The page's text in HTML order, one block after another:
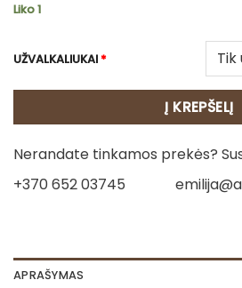
Liko 1
UŽVALKALIUKAI*
Į KREPŠELĮ
Nerandate tinkamos prekės?
+370 652 03745
APRAŠYMAS